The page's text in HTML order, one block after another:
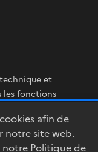
afin de
notre site web.
notre Politique de
et
les fonctions